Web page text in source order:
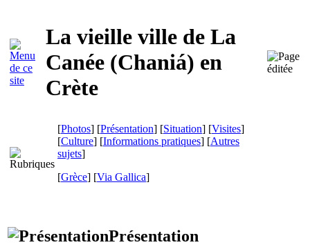
La vieille ville de La
Canée (Chaniá) en
Crète
[Photos] [Présentation] [Situation] [Visites]
[Culture] [Informations pratiques] [Autres
sujets]
[Grèce] [Via Gallica]
Présentation